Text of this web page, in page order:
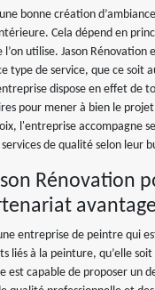
bonne création
Cela dépend en
utilise. Jason Rénovation
type de service, que ce soit
dispose en effet de
pour mener à bien le
l'entreprise accompagne
de qualité selon leur
Rénovation
entreprise de peintre qui
liés à la peinture, qu’elle
est capable de proposer un